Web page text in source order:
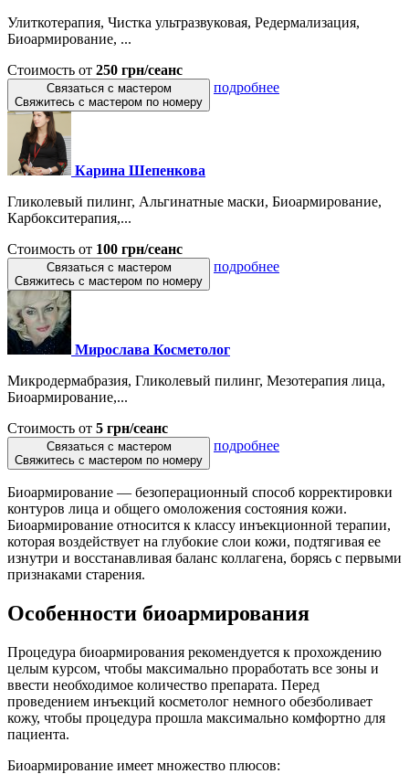
Улиткотерапия, Чистка ультразвуковая, Редермализация,
Биоармирование, ...
Стоимость от 250 грн/сеанс
Связаться с мастером
Свяжитесь с мастером по номеру
подробнее
Карина Шепенкова
Гликолевый пилинг, Альгинатные маски, Биоармирование,
Карбокситерапия,...
Стоимость от 100 грн/сеанс
Связаться с мастером
Свяжитесь с мастером по номеру
подробнее
Мирослава Косметолог
Микродермабразия, Гликолевый пилинг, Мезотерапия лица,
Биоармирование,...
Стоимость от 5 грн/сеанс
Связаться с мастером
Свяжитесь с мастером по номеру
подробнее
Биоармирование — безоперационный способ корректировки
контуров лица и общего омоложения состояния кожи.
Биоармирование относится к классу инъекционной терапии,
которая воздействует на глубокие слои кожи, подтягивая ее
изнутри и восстанавливая баланс коллагена, борясь с первыми
признаками старения.
Особенности биоармирования
Процедура биоармирования рекомендуется к прохождению
целым курсом, чтобы максимально проработать все зоны и
ввести необходимое количество препарата. Перед
проведением инъекций косметолог немного обезболивает
кожу, чтобы процедура прошла максимально комфортно для
пациента.
Биоармирование имеет множество плюсов: